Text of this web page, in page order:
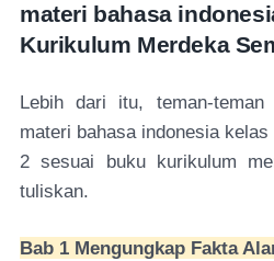
materi bahasa
Kurikulum Merdeka
Lebih dari itu, teman-teman
materi bahasa indonesia
2 sesuai buku kurikulum
tuliskan.
Bab 1 Mengungkap Fakta